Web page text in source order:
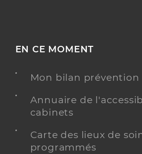
EN CE MOMENT
Mon bilan prévention
Annuaire de
cabinets
Carte des lieux de
programmés